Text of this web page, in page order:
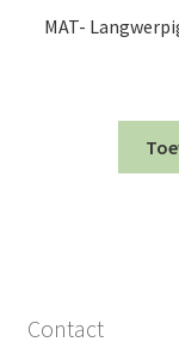
MAT-
Contact